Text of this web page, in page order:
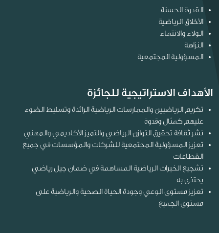
القدوة الحسنة
الأخلاق الرياضية
الولاء والانتماء
النزاهة
المسؤولية المجتمعية
الأهداف الاستراتيجية للجائزة
تكريم الرياضيين والممارسات الرياضية الرائدة وتسليط الضوء
عليهم كمثال وقدوة
نشر ثقافة تحقيق التوازن الرياضي والتميز الأكاديمي والمهني
تعزيز المسؤولية المجتمعية للشركات والمؤسسات في جميع
القطاعات
تشجيع الخبرات الرياضية المساهمة في ضمان جيل رياضي
يحتذى به
تعزيز مستوى الوعي وجودة الحياة الصحية والرياضية على
مستوى الجميع